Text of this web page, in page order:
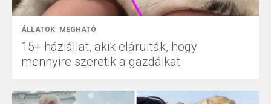
ÁLLATOK MEGHATÓ
15+ háziállat, akik elárulták, hogy
mennyire szeretik a gazdáikat